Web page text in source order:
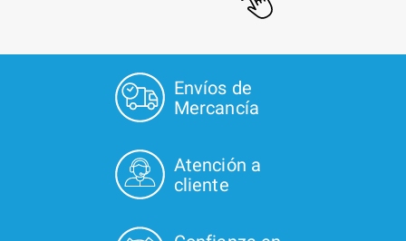
Envíos de
Mercancía
Atención a
cliente